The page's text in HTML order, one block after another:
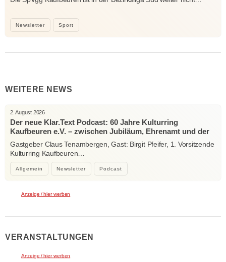
Newsletter Sport
WEITERE NEWS
Allgemein Newsletter Podcast
2. August 2026
Der neue Klar.Text Podcast: 60 Jahre Kulturring
Kaufbeuren e.V. – zwischen Jubiläum, Ehrenamt und der
Kraft der Kultur
Gastgeber Claus Tenambergen, Gast: Birgit Pfeifer, 1. Vorsitzende
Kulturring Kaufbeuren…
Anzeige / hier werben
VERANSTALTUNGEN
Anzeige / hier werben